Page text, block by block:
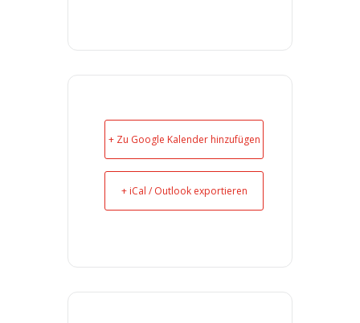
+ Zu Google Kalender hinzufügen
+ iCal / Outlook exportieren